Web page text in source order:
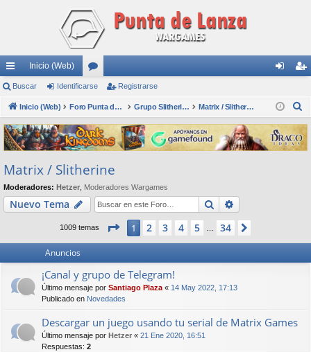
nl
ac
es
rá
pi
do
s
Inicio (Web)
or
os nti
fic
ar
ist
ra
rs
Buscar Identificarse Registrarse
Inicio (Web) Foro Punta de Lanza Wargames Grupo Slitherine Matrix / Slitherine
s
c
Matrix / Slitherine
Moderadores: Hetzer Moderadores Wargames
Nuevo Tema Buscar
1009 temas Página de 34
1 2 3 4 5 34
Anuncios
¡Canal y grupo de Telegram!
Último mensaje por Santiago Plaza « 14 May 2022, 17:13
Publicado en Novedades
Descargar un juego usando tu serial de Matrix Games
Último mensaje por Hetzer « 21 Ene 2020, 16:51
Respuestas: 2